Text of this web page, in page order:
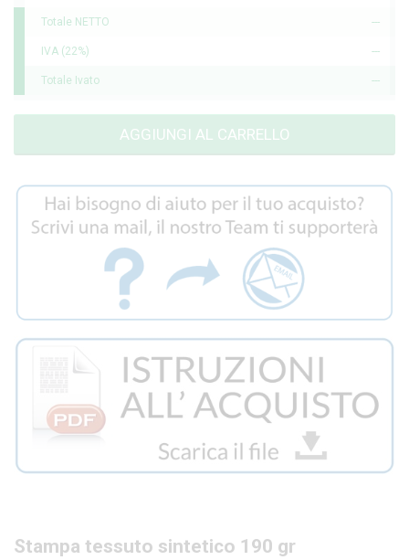
Totale NETTO ---
IVA (22%) ---
Totale Ivato ---
AGGIUNGI AL CARRELLO
Stampa tessuto sintetico 190 gr